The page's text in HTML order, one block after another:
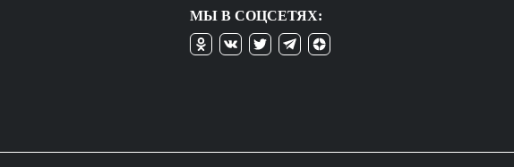
МЫ В СОЦСЕТЯХ: